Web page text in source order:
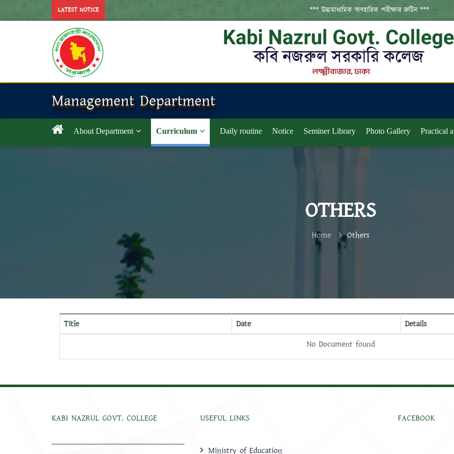
LATEST NOTICE *** উচ্চমাধ্যমিক ব্যবহারিক পরীক্ষার রুটিন ***
Management Department
About Department Curriculum Daily routine Notice Seminer Library Photo Gallery Practical
OTHERS
Home Others
Title Date
Details
No Document found
KABI NAZRUL GOVT. COLLEGE USEFUL LINKS
Ministry of Education
FACEBOOK